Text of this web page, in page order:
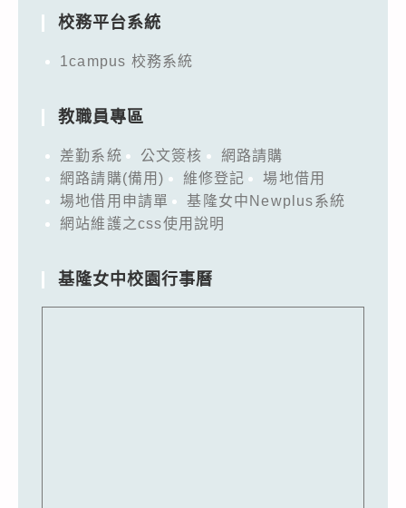
校務平台系統
1campus 校務系統
教職員專區
差勤系統 公文簽核
網路請購
網路請購(備用)
維修登記
場地借用
場地借用申請單
基隆女中Newplus系統
網站維護之css使用說明
基隆女中校園行事曆